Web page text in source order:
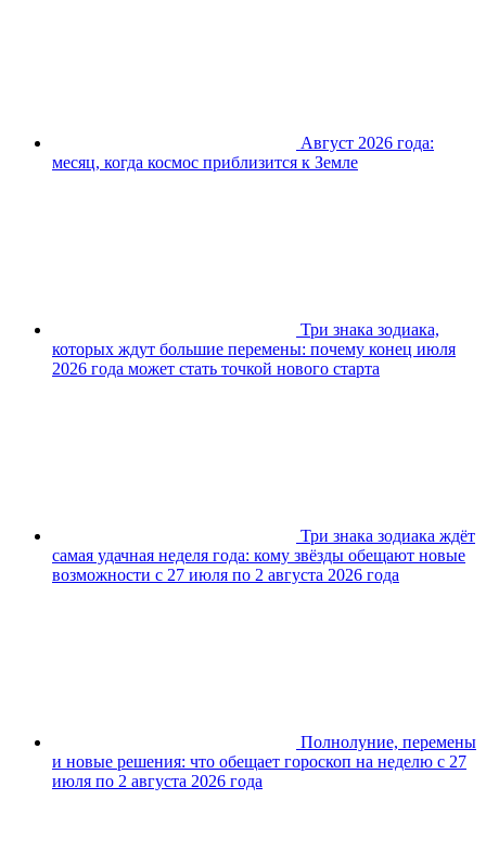
Август 2026 года:
месяц, когда космос приблизится к Земле
Три знака зодиака,
которых ждут большие перемены: почему конец июля
2026 года может стать точкой нового старта
Три знака зодиака ждёт
самая удачная неделя года: кому звёзды обещают новые
возможности с 27 июля по 2 августа 2026 года
Полнолуние, перемены
и новые решения: что обещает гороскоп на неделю с 27
июля по 2 августа 2026 года